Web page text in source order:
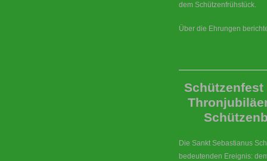
dem Schützenfrühstück.
Über die Ehrungen
Die Sankt Sebastianus
bedeutenden Ereignis: